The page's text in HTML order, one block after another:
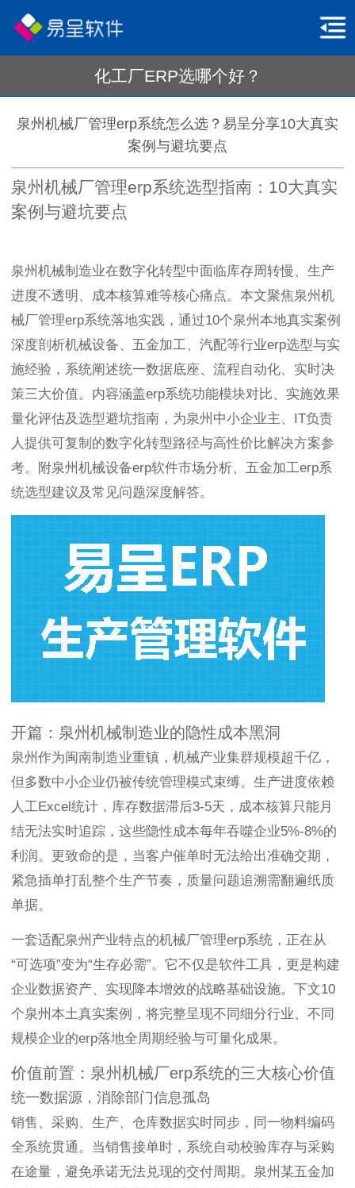
化工厂ERP选哪个好？
泉州机械厂管理erp系统怎么选？易呈分享10大真实
案例与避坑要点
泉州机械厂管理erp系统选型指南：10大真实
案例与避坑要点
泉州机械制造业在数字化转型中面临库存周转慢、生产
进度不透明、成本核算难等核心痛点。本文聚焦泉州机
械厂管理erp系统落地实践，通过10个泉州本地真实案例
深度剖析机械设备、五金加工、汽配等行业erp选型与实
施经验，系统阐述统一数据底座、流程自动化、实时决
策三大价值。内容涵盖erp系统功能模块对比、实施效果
量化评估及选型避坑指南，为泉州中小企业主、IT负责
人提供可复制的数字化转型路径与高性价比解决方案参
考。附泉州机械设备erp软件市场分析、五金加工erp系
统选型建议及常见问题深度解答。
开篇：泉州机械制造业的隐性成本黑洞
泉州作为闽南制造业重镇，机械产业集群规模超千亿，
但多数中小企业仍被传统管理模式束缚。生产进度依赖
人工Excel统计，库存数据滞后3-5天，成本核算只能月
结无法实时追踪，这些隐性成本每年吞噬企业5%-8%的
利润。更致命的是，当客户催单时无法给出准确交期，
紧急插单打乱整个生产节奏，质量问题追溯需翻遍纸质
单据。
一套适配泉州产业特点的机械厂管理erp系统，正在从
“可选项”变为“生存必需”。它不仅是软件工具，更是构建
企业数据资产、实现降本增效的战略基础设施。下文10
个泉州本土真实案例，将完整呈现不同细分行业、不同
规模企业的erp落地全周期经验与可量化成果。
价值前置：泉州机械厂erp系统的三大核心价值
统一数据源，消除部门信息孤岛
销售、采购、生产、仓库数据实时同步，同一物料编码
全系统贯通。当销售接单时，系统自动校验库存与采购
在途量，避免承诺无法兑现的交付周期。泉州某五金加